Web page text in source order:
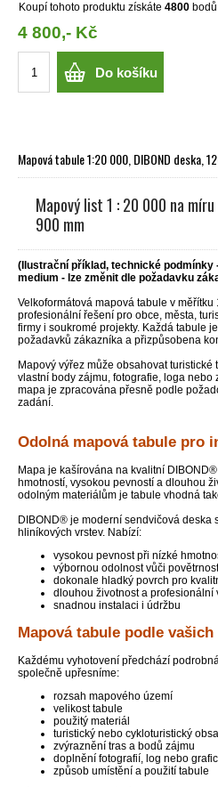
Koupí tohoto produktu získáte 4800
4 800,- Kč
Do košíku
Mapová tabule 1:20 000, DIBOND deska,
Mapový list 1 : 20 000 na míru
900 mm
(Ilustrační příklad, technické podmínky
medium - lze změnit dle požadavku
Velkoformátová mapová tabule v měřítku
profesionální řešení pro obce, města,
firmy i soukromé projekty. Každá tabule
požadavků zákazníka a přizpůsobena
Mapový výřez může obsahovat turistické
vlastní body zájmu, fotografie, loga nebo
mapa je zpracována přesně podle
zadání.
Odolná mapová tabule pro
Mapa je kašírována na kvalitní
hmotností, vysokou pevností a dlouhou
odolným materiálům je tabule vhodná
DIBOND® je moderní sendvičová deska
hliníkových vrstev. Nabízí:
vysokou pevnost při nízké
výbornou odolnost vůči
dokonale hladký povrch pro
dlouhou životnost a profesionální
snadnou instalaci i údržbu
Mapová tabule podle
Každému vyhotovení předchází
společně upřesníme:
rozsah mapového území
velikost tabule
použitý materiál
turistický nebo cykloturistický
zvýraznění tras a bodů zájmu
doplnění fotografií, log nebo
způsob umístění a použití tabule